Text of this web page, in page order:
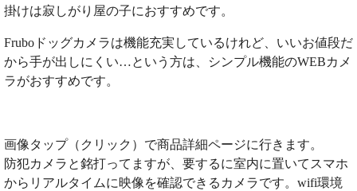
掛けは寂しがり屋の子におすすめです。
Fruboドッグカメラは機能充実しているけれど、いいお値段だ
から手が出しにくい…という方は、シンプル機能のWEBカメ
ラがおすすめです。
画像タップ（クリック）で商品詳細ページに行きます。
防犯カメラと銘打ってますが、要するに室内に置いてスマホ
からリアルタイムに映像を確認できるカメラです。wifi環境